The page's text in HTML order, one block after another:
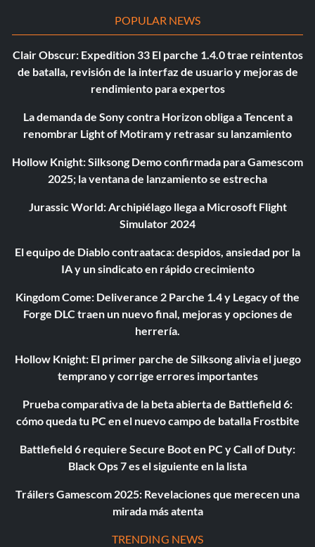
POPULAR NEWS
Clair Obscur: Expedition 33 El parche 1.4.0 trae reintentos
de batalla, revisión de la interfaz de usuario y mejoras de
rendimiento para expertos
La demanda de Sony contra Horizon obliga a Tencent a
renombrar Light of Motiram y retrasar su lanzamiento
Hollow Knight: Silksong Demo confirmada para Gamescom
2025; la ventana de lanzamiento se estrecha
Jurassic World: Archipiélago llega a Microsoft Flight
Simulator 2024
El equipo de Diablo contraataca: despidos, ansiedad por la
IA y un sindicato en rápido crecimiento
Kingdom Come: Deliverance 2 Parche 1.4 y Legacy of the
Forge DLC traen un nuevo final, mejoras y opciones de
herrería.
Hollow Knight: El primer parche de Silksong alivia el juego
temprano y corrige errores importantes
Prueba comparativa de la beta abierta de Battlefield 6:
cómo queda tu PC en el nuevo campo de batalla Frostbite
Battlefield 6 requiere Secure Boot en PC y Call of Duty:
Black Ops 7 es el siguiente en la lista
Tráilers Gamescom 2025: Revelaciones que merecen una
mirada más atenta
TRENDING NEWS